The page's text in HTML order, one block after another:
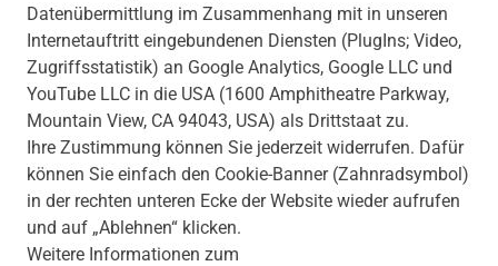
Datenübermittlung im Zusammenhang mit in unseren
Internetauftritt eingebundenen Diensten (PlugIns; Video,
Zugriffsstatistik) an Google Analytics, Google LLC und
YouTube LLC in die USA (1600 Amphitheatre Parkway,
Mountain View, CA 94043, USA) als Drittstaat zu.
Ihre Zustimmung können Sie jederzeit widerrufen. Dafür
können Sie einfach den Cookie-Banner (Zahnradsymbol)
in der rechten unteren Ecke der Website wieder aufrufen
und auf „Ablehnen“ klicken.
Weitere Informationen zum